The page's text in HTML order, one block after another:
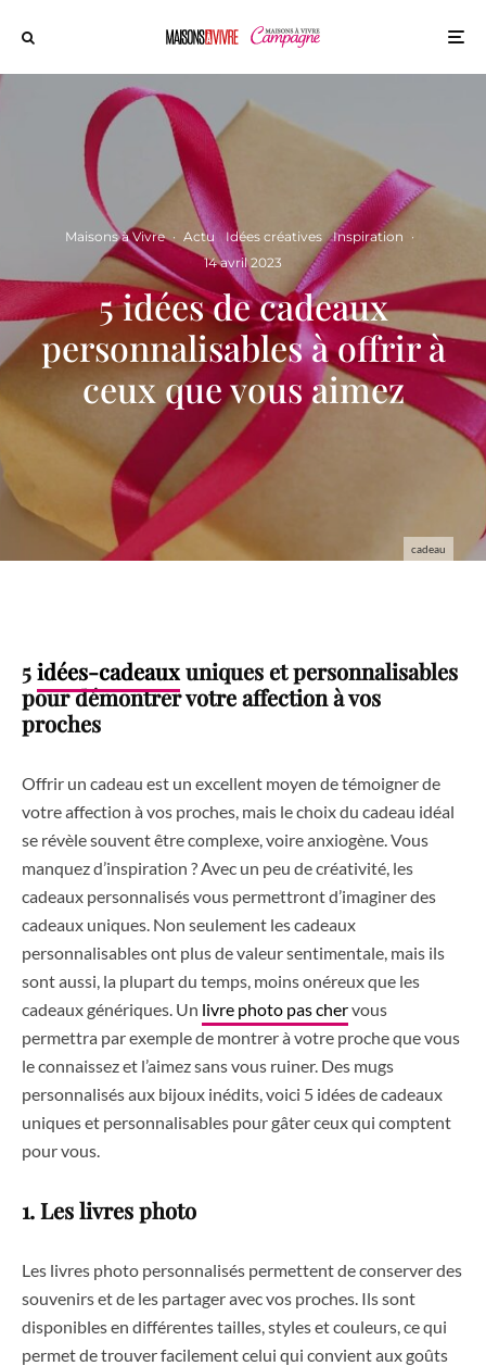
cadeau
Maisons à Vivre · Actu Idées créatives Inspiration ·
14 avril 2023
5 idées de cadeaux
personnalisables à offrir à
ceux que vous aimez
5idées-cadeauxuniques et personnalisables
pour démontrer votre affection à vos
proches
Offrir un cadeau est un excellent moyen de témoigner de
votre affection à vos proches, mais le choix du cadeau idéal
se révèle souvent être complexe, voire anxiogène. Vous
manquez d’inspiration ? Avec un peu de créativité, les
cadeaux personnalisés vous permettront d’imaginer des
cadeaux uniques. Non seulement les cadeaux
personnalisables ont plus de valeur sentimentale, mais ils
sont aussi, la plupart du temps, moins onéreux que les
cadeaux génériques. Un livre photo pas chervous
permettra par exemple de montrer à votre proche que vous
le connaissez et l’aimez sans vous ruiner. Des mugs
personnalisés aux bijoux inédits, voici 5 idées de cadeaux
uniques et personnalisables pour gâter ceux qui comptent
pour vous.
1. Les livres photo
Les livres photo personnalisés permettent de conserver des
souvenirs et de les partager avec vos proches. Ils sont
disponibles en différentes tailles, styles et couleurs, ce qui
permet de trouver facilement celui qui convient aux goûts